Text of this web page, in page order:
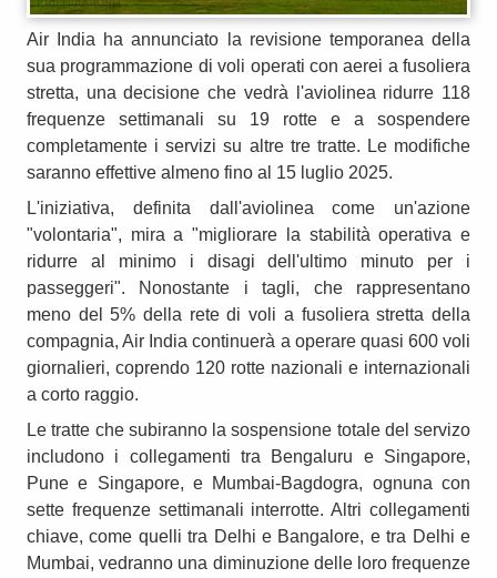
Air India ha annunciato la revisione temporanea della
sua programmazione di voli operati con aerei a fusoliera
stretta, una decisione che vedrà l'aviolinea ridurre 118
frequenze settimanali su 19 rotte e a sospendere
completamente i servizi su altre tre tratte. Le modifiche
saranno effettive almeno fino al 15 luglio 2025.
L'iniziativa, definita dall'aviolinea come un'azione
"volontaria", mira a "migliorare la stabilità operativa e
ridurre al minimo i disagi dell'ultimo minuto per i
passeggeri". Nonostante i tagli, che rappresentano
meno del 5% della rete di voli a fusoliera stretta della
compagnia, Air India continuerà a operare quasi 600 voli
giornalieri, coprendo 120 rotte nazionali e internazionali
a corto raggio.
Le tratte che subiranno la sospensione totale del servizo
includono i collegamenti tra Bengaluru e Singapore,
Pune e Singapore, e Mumbai-Bagdogra, ognuna con
sette frequenze settimanali interrotte. Altri collegamenti
chiave, come quelli tra Delhi e Bangalore, e tra Delhi e
Mumbai, vedranno una diminuzione delle loro frequenze